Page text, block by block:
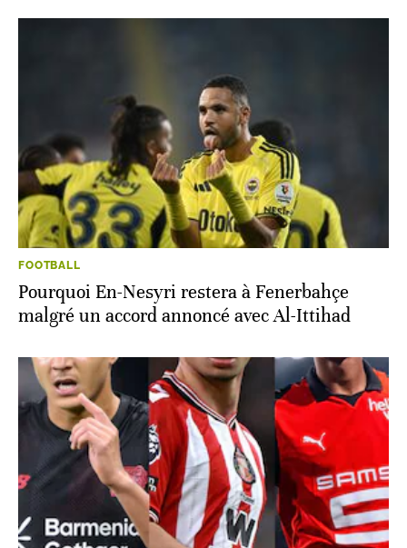
FOOTBALL
Pourquoi En-Nesyri restera à Fenerbahçe
malgré un accord annoncé avec Al-Ittihad